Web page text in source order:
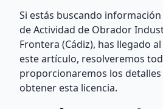
Si estás buscando
de Actividad de Obrador
Frontera (Cádiz), has llegado
este artículo, resolveremos
proporcionaremos los
obtener esta licencia.